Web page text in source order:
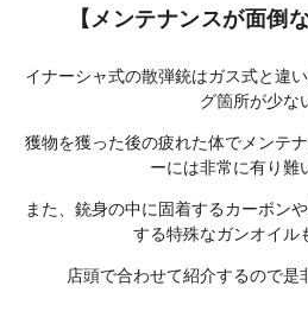
【メンテナンスが面倒
イナーシャ式の散弾銃はガス式と違
グ箇所が少な
獲物を獲った後の疲れた体でメンテ
ーには非常に有り難
また、銃身の中に固着するカーボン
する特殊なガンオイル
店頭で合わせて紹介するので是